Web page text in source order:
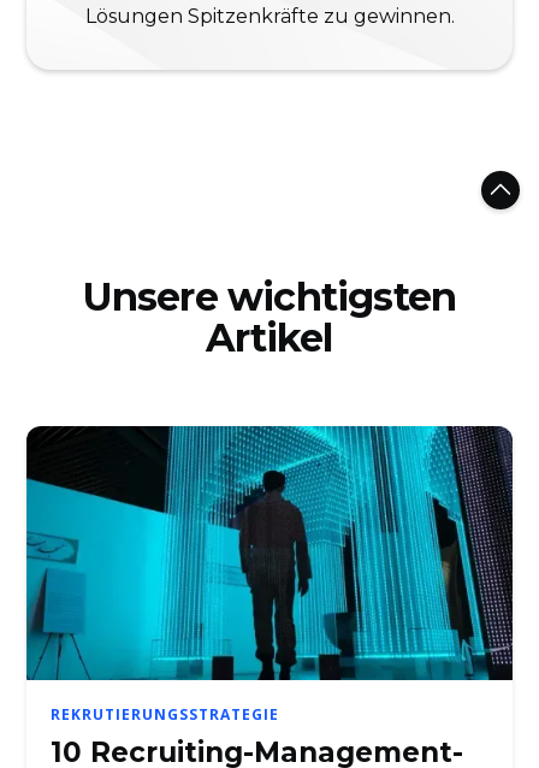
Lösungen Spitzenkräfte zu gewinnen.
Unsere wichtigsten
Artikel
REKRUTIERUNGSSTRATEGIE
10 Recruiting-Management-